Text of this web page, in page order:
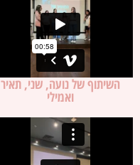
השיתוף של נועה, שני, תאיר
ואמילי